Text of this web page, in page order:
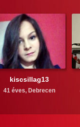
kiscsillag13
41 éves, Debrecen